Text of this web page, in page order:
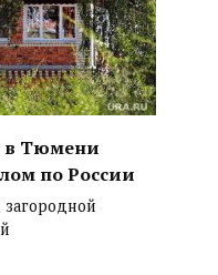
в Тюмени
по России